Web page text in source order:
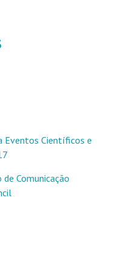
Eventos Científicos e
Comunicação